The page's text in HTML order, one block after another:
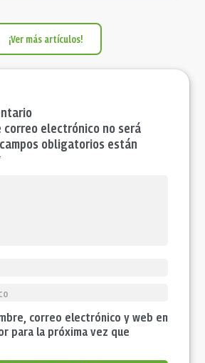
¡Ver más artículos!
correo electrónico no será
obligatorios están
correo electrónico y web en
para la próxima vez que